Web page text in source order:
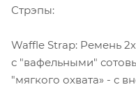
Стрэпы:
Waffle Strap: Ремень
с "вафельными"
"мягкого охвата» - с